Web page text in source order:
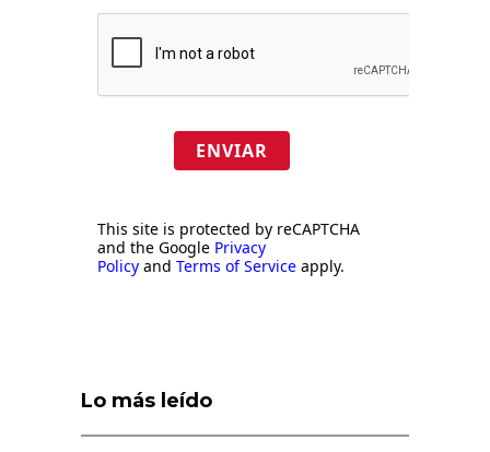
ENVIAR
This site is protected by reCAPTCHA
and the Google Privacy
Policy and Terms of Service apply.
Lo más leído